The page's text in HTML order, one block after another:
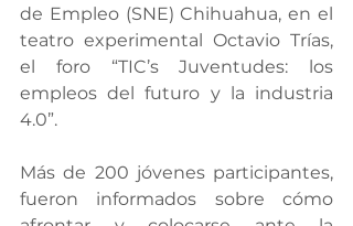
de Empleo (SNE) Chihuahua, en el
teatro experimental Octavio Trías,
el foro “TIC’s Juventudes: los
empleos del futuro y la industria
4.0”.
Más de 200 jóvenes participantes,
fueron informados sobre cómo